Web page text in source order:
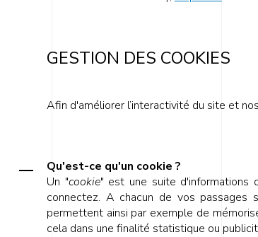
GESTION DES COOKIES
Afin d'améliorer l’interactivité du site et
Qu'est-ce qu'un cookie ?
Un "cookie" est une suite d'informations
connectez. A chacun de vos passages
permettent ainsi par exemple de
cela dans une finalité statistique ou